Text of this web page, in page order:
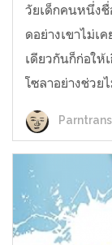
วัยเด็กคนหนึ่งชื่
ดอย่างเขาไม่
เดียวกันก็ก่อให้
โซลาอย่างช่วย